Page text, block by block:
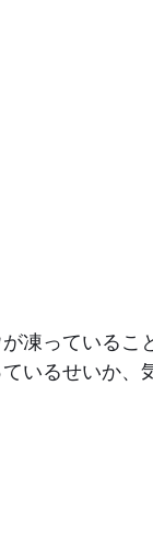
凍っているこ
いるせいか